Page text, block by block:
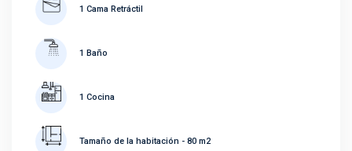
1 Cama Retráctil
1 Baño
1 Cocina
Tamaño de la habitación - 80 m2